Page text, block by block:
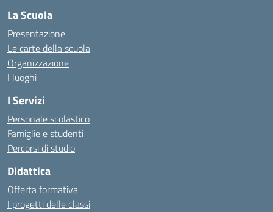
La Scuola
Presentazione
Le carte della scuola
Organizzazione
I luoghi
I Servizi
Personale scolastico
Famiglie e studenti
Percorsi di studio
Didattica
Offerta formativa
I progetti delle classi